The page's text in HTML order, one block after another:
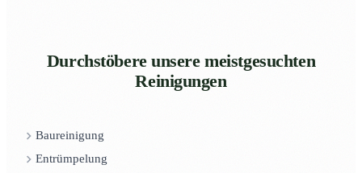
Durchstöbere unsere meistgesuchten
Reinigungen
Baureinigung
Entrümpelung